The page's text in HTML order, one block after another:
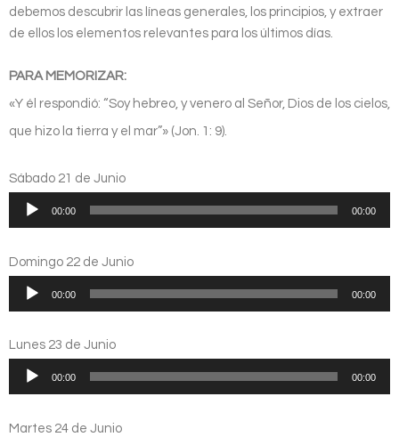
debemos descubrir las líneas generales, los principios, y extraer
de ellos los elementos relevantes para los últimos días.
PARA MEMORIZAR:
«Y él respondió: “Soy hebreo, y venero al Señor, Dios de los cielos,
que hizo la tierra y el mar”» (Jon. 1: 9).
Sábado 21 de Junio
Reproductor
audio
00:00 00:00
Domingo 22 de Junio
Reproductor
audio
00:00 00:00
Lunes 23 de Junio
Reproductor
audio
00:00 00:00
Martes 24 de Junio